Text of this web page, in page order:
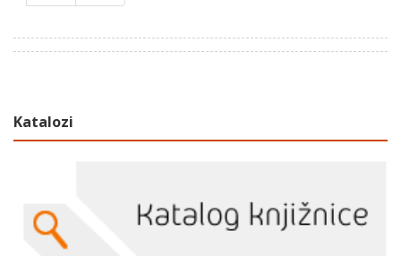
Katalozi